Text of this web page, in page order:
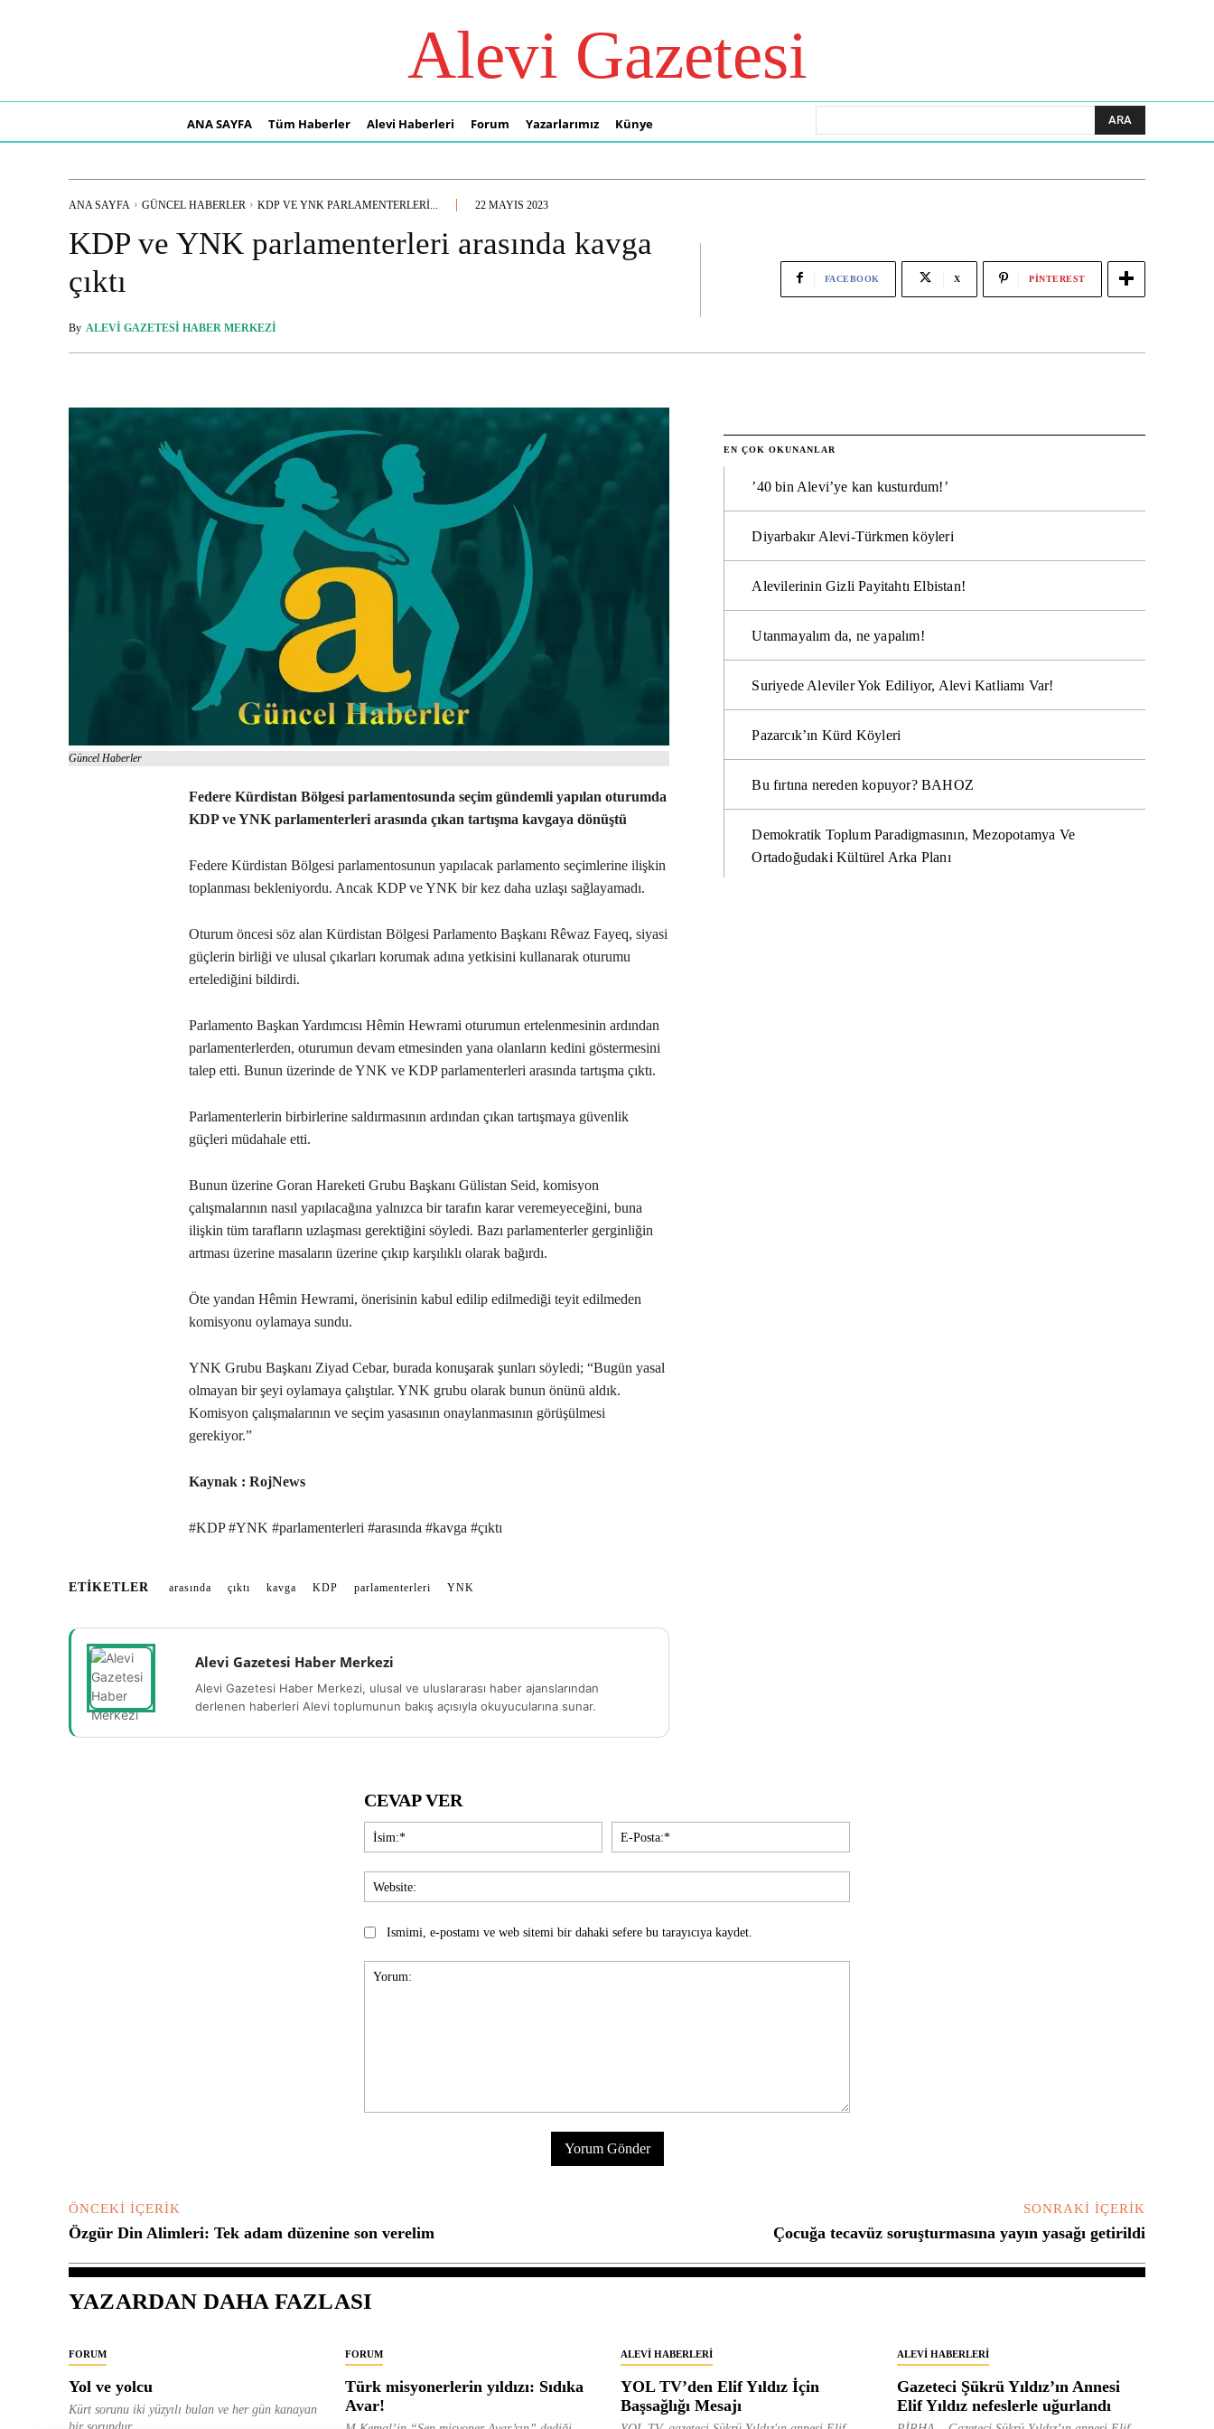
Alevi Gazetesi
ANA SAYFA Tüm Haberler Alevi Haberleri Forum Yazarlarımız Künye ARA
ANA SAYFA GÜNCEL HABERLER KDP VE YNK PARLAMENTERLERI... 22 MAYIS 2023
KDP ve YNK parlamenterleri arasında kavga
çıktı
By ALEVI GAZETESI HABER MERKEZI
FACEBOOK X PINTEREST
Güncel Haberler
Federe Kürdistan Bölgesi parlamentosunda seçim gündemli yapılan oturumda
KDP ve YNK parlamenterleri arasında çıkan tartışma kavgaya dönüştü
Federe Kürdistan Bölgesi parlamentosunun yapılacak parlamento seçimlerine ilişkin
toplanması bekleniyordu. Ancak KDP ve YNK bir kez daha uzlaşı sağlayamadı.
Oturum öncesi söz alan Kürdistan Bölgesi Parlamento Başkanı Rêwaz Fayeq, siyasi
güçlerin birliği ve ulusal çıkarları korumak adına yetkisini kullanarak oturumu
ertelediğini bildirdi.
Parlamento Başkan Yardımcısı Hêmin Hewrami oturumun ertelenmesinin ardından
parlamenterlerden, oturumun devam etmesinden yana olanların kedini göstermesini
talep etti. Bunun üzerinde de YNK ve KDP parlamenterleri arasında tartışma çıktı.
Parlamenterlerin birbirlerine saldırmasının ardından çıkan tartışmaya güvenlik
güçleri müdahale etti.
Bunun üzerine Goran Hareketi Grubu Başkanı Gülistan Seid, komisyon
çalışmalarının nasıl yapılacağına yalnızca bir tarafın karar veremeyeceğini, buna
ilişkin tüm tarafların uzlaşması gerektiğini söyledi. Bazı parlamenterler gerginliğin
artması üzerine masaların üzerine çıkıp karşılıklı olarak bağırdı.
Öte yandan Hêmin Hewrami, önerisinin kabul edilip edilmediği teyit edilmeden
komisyonu oylamaya sundu.
YNK Grubu Başkanı Ziyad Cebar, burada konuşarak şunları söyledi; “Bugün yasal
olmayan bir şeyi oylamaya çalıştılar. YNK grubu olarak bunun önünü aldık.
Komisyon çalışmalarının ve seçim yasasının onaylanmasının görüşülmesi
gerekiyor.”
Kaynak : RojNews
#KDP #YNK #parlamenterleri #arasında #kavga #çıktı
ETIKETLER arasında çıktı kavga KDP parlamenterleri YNK
Alevi Gazetesi Haber Merkezi
Alevi Gazetesi Haber Merkezi, ulusal ve uluslararası haber ajanslarından
derlenen haberleri Alevi toplumunun bakış açısıyla okuyucularına sunar.
EN ÇOK OKUNANLAR
’40 bin Alevi’ye kan kusturdum!’
Diyarbakır Alevi-Türkmen köyleri
Alevilerinin Gizli Payitahtı Elbistan!
Utanmayalım da, ne yapalım!
Suriyede Aleviler Yok Ediliyor, Alevi Katliamı Var!
Pazarcık’ın Kürd Köyleri
Bu fırtına nereden kopuyor? BAHOZ
Demokratik Toplum Paradigmasının, Mezopotamya Ve
Ortadoğudaki Kültürel Arka Planı
CEVAP VER
İsim:*
Posta:*
Ismimi, e-postamı ve web sitemi bir dahaki sefere bu tarayıcıya kaydet.
ÖNCEKI İÇERIK
Özgür Din Alimleri: Tek adam düzenine son verelim
SONRAKI İÇERIK
Çocuğa tecavüz soruşturmasına yayın yasağı getirildi
YAZARDAN DAHA FAZLASI
FORUM
Yol ve yolcu
Kürt sorunu iki yüzyılı bulan ve her gün kanayan
FORUM
Türk misyonerlerin yıldızı: Sıdıka
Avar!
ALEVI HABERLERI
YOL TV’den Elif Yıldız İçin
Başsağlığı Mesajı
ALEVI HABERLERI
Gazeteci Şükrü Yıldız’ın Annesi
Elif Yıldız nefeslerle uğurlandı